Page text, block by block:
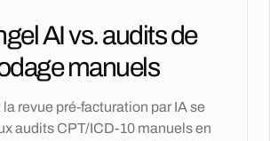
AI vs. audits de
manuels
revue pré-facturation par IA se
audits CPT/ICD-10 manuels en